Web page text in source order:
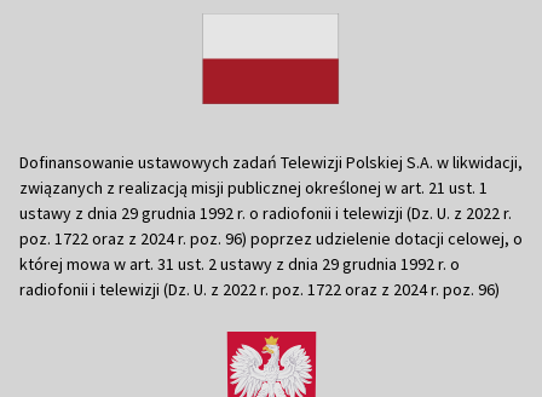
Dofinansowanie ustawowych zadań Telewizji Polskiej S.A. w likwidacji,
związanych z realizacją misji publicznej określonej w art. 21 ust. 1
ustawy z dnia 29 grudnia 1992 r. o radiofonii i telewizji (Dz. U. z 2022 r.
poz. 1722 oraz z 2024 r. poz. 96) poprzez udzielenie dotacji celowej, o
której mowa w art. 31 ust. 2 ustawy z dnia 29 grudnia 1992 r. o
radiofonii i telewizji (Dz. U. z 2022 r. poz. 1722 oraz z 2024 r. poz. 96)